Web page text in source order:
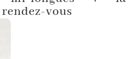
vous